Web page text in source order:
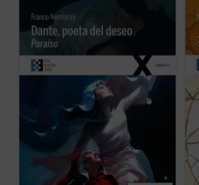
del viaje de Dante y de la relectura del
mismo que nos ofrece Franco Nembrini.
Encontramos de nuevo en este volumen
personal, directa y asequible a ...
(ver ficha)
a
por